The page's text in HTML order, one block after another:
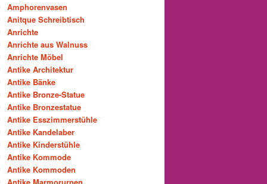
Amphorenvasen
Anitque Schreibtisch
Anrichte
Anrichte aus Walnuss
Anrichte Möbel
Antike Architektur
Antike Bänke
Antike Bronze-Statue
Antike Bronzestatue
Antike Esszimmerstühle
Antike Kandelaber
Antike Kinderstühle
Antike Kommode
Antike Kommoden